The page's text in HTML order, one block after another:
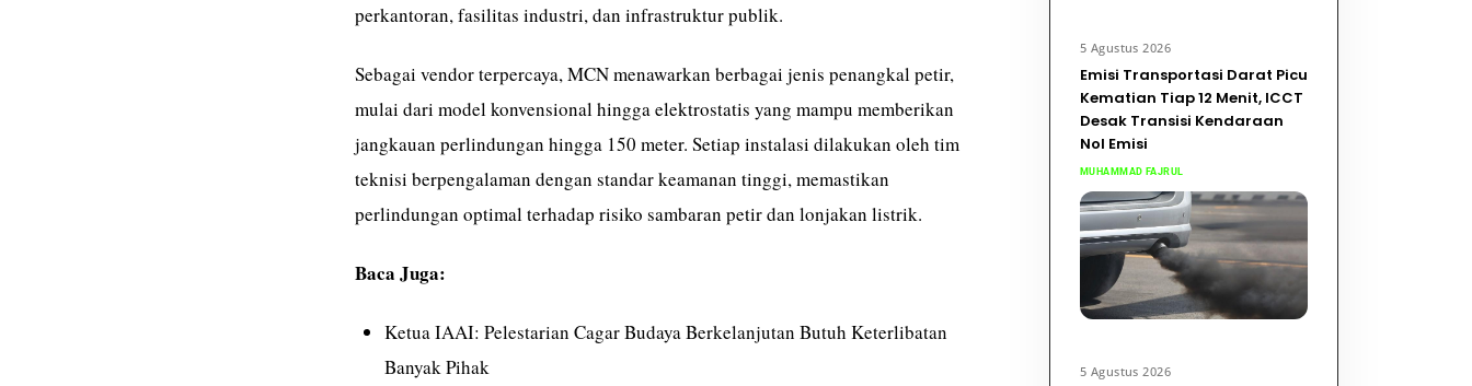
perkantoran, fasilitas industri, dan infrastruktur publik.
Sebagai vendor terpercaya,MCNmenawarkan berbagai jenis penangkal petir,
mulai dari model konvensional hingga elektrostatis yang mampu memberikan
jangkauan perlindungan hingga 150 meter. Setiap instalasi dilakukan oleh tim
teknisi berpengalaman dengan standar keamanan tinggi, memastikan
perlindungan optimal terhadap risiko sambaran petir dan lonjakan listrik.
Baca Juga:
Ketua IAAI: Pelestarian Cagar Budaya Berkelanjutan Butuh Keterlibatan
Banyak Pihak
5 Agustus 2026
Emisi Transportasi Darat Picu
Kematian Tiap 12 Menit, ICCT
Desak Transisi Kendaraan
Nol Emisi
MUHAMMAD FAJRUL
5 Agustus 2026